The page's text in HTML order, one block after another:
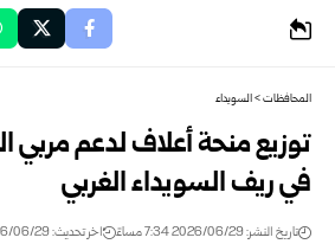
المحافظات>السويداء
توزيع منحة أعلاف لدعم مربي
في ريف السويداء الغربي
تاريخ النشر: 2026/06/29 7:34 مساءً اخر تحديث: 2026/06/29 7:34 مساءً